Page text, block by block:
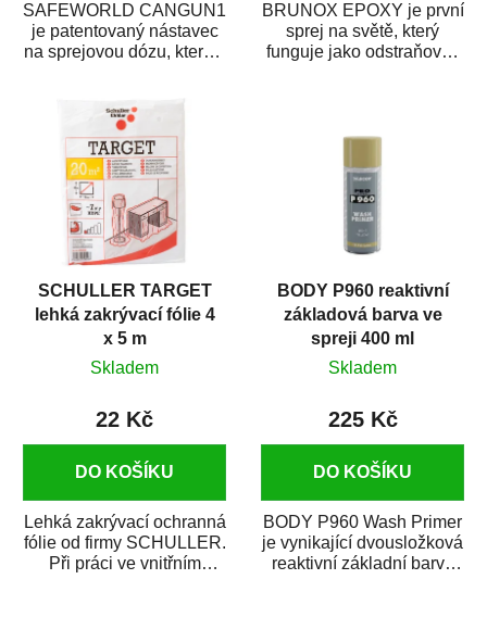
SAFEWORLD CANGUN1
je patentovaný nástavec
na sprejovou dózu, který ji
BRUNOX EPOXY je první
sprej na světě, který
funguje jako odstraňovač
SCHULLER TARGET
lehká zakrývací fólie 4
x 5 m
Skladem
22 Kč
DO KOŠÍKU
Lehká zakrývací ochranná
fólie od firmy SCHULLER.
Při práci ve vnitřním
BODY P960 reaktivní
základová barva ve
spreji 400 ml
Skladem
225 Kč
DO KOŠÍKU
BODY P960 Wash Primer
je vynikající dvousložková
reaktivní základní barva